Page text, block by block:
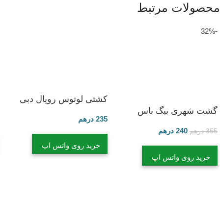
محصولات مرتبط
-32%
گشت شهری بیگ باس
355 درهم 240 درهم
خرید روی واتس اپ
کشتی لوتوس رویال دبی
235 درهم
خرید روی واتس اپ